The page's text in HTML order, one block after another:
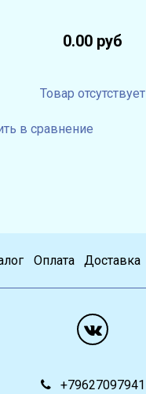
0.00 руб
Товар отсутствует
в сравнение
Оплата Доставка
+79627097941